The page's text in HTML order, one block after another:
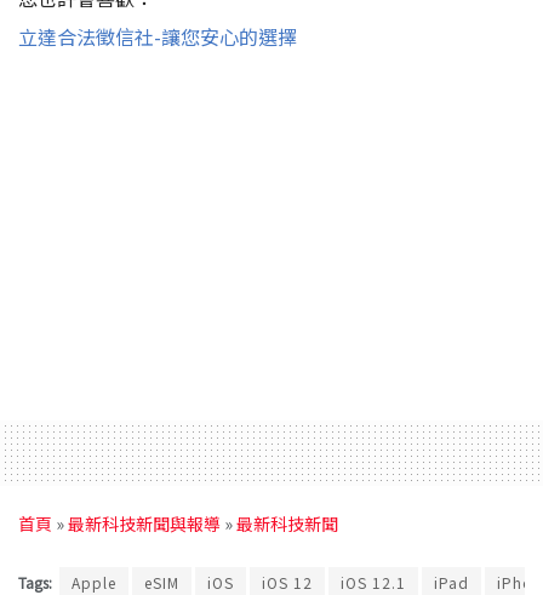
立達合法徵信社-讓您安心的選擇
首頁 »最新科技新聞與報導 »最新科技新聞
Tags: Apple eSIM iOS iOS 12 iOS 12.1 iPad